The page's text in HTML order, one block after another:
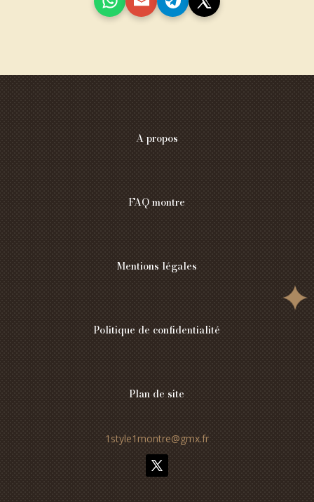
A propos
FAQ montre
Mentions légales
Politique de confidentialité
Plan de site
1style1montre@gmx.fr